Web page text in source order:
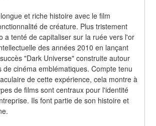
et riche histoire avec le film
de créature. Plus tristement
a tenté de capitaliser sur la ruée vers l'or
des années 2010 en lançant
"Dark Universe" construite autour
de cinéma emblématiques. Compte tenu
de cette expérience, cela montre à
de films sont centraux pour l'identité
Ils font partie de son histoire et